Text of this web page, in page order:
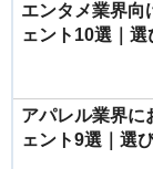
エンタメ業界向
ェント10選｜選
アパレル業界に
ェント9選｜選